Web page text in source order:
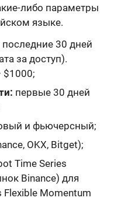
либо параметры
языке.
30 дней
за доступ).
первые 30 дней
и фьючерсный;
OKX, Bitget);
Time Series
Binance) для
Flexible Momentum